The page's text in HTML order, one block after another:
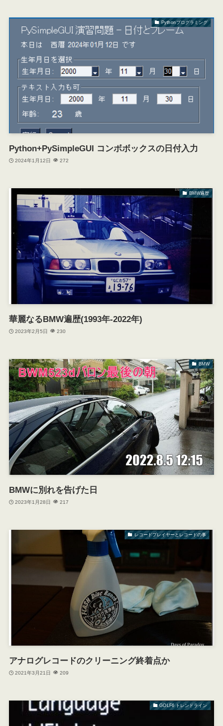
Pythonプログラミング
Python+PySimpleGUI コンボボックスの日付入力
2024年1月12日 272
BMW遍歴
華麗なるBMW遍歴(1993年-2022年)
2023年2月5日 230
BMW
BMWに別れを告げた日
2023年1月28日 217
レコードプレイヤーとレコードの事
アナログレコードのクリーニング終着点か
2021年3月21日 209
GOLF6 トレンドライン